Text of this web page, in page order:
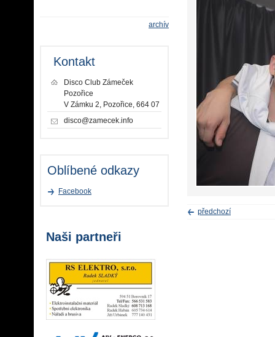
předchozí
archív
Kontakt
Disco Club Zámeček
Pozořice
V Zámku 2, Pozořice, 664 07
disco@zamecek.info
Oblíbené odkazy
Facebook
Naši partneři